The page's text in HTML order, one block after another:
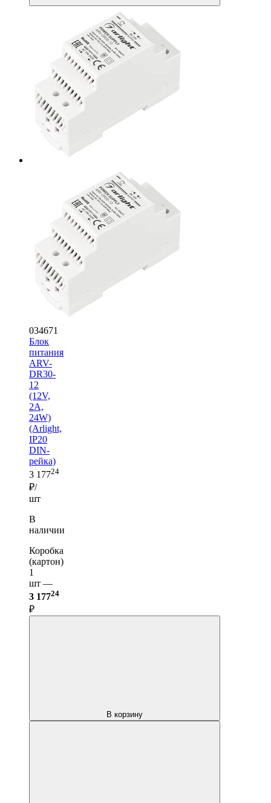
034671
Блок
питания
ARV-
DR30-
12
(12V,
2A,
24W)
(Arlight,
IP20
DIN-
рейка)
3 17724
₽/
шт
В
наличии
Коробка
(картон)
1
шт —
3 17724
₽
В корзину